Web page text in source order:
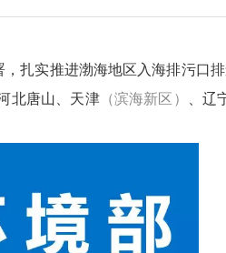
扎实推进渤海地区入海排污口
北唐山、天津（滨海新区） 、